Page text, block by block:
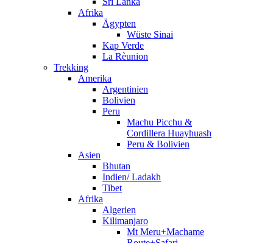
Afrika
Ägypten
Wüste Sinai
Kap Verde
La Rèunion
Trekking
Amerika
Argentinien
Bolivien
Peru
Machu Picchu &
Cordillera Huayhuash
Peru & Bolivien
Asien
Bhutan
Indien/ Ladakh
Tibet
Afrika
Algerien
Kilimanjaro
Mt Meru+Machame